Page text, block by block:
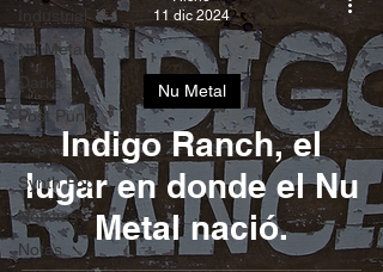
Industrial
Nu Metal
Darks
Post Punk
Pop
Synth Pop
Noticias
Notas
Indigo Ranch, el
lugar en donde el Nu
Metal nació.
Nu Metal
11 dic 2024